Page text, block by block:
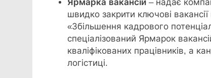
Ярмарка вакансій– надає
швидко закрити ключові
«Збільшення кадрового
спеціалізований Ярмарок
кваліфікованих працівників, а
логістиці.